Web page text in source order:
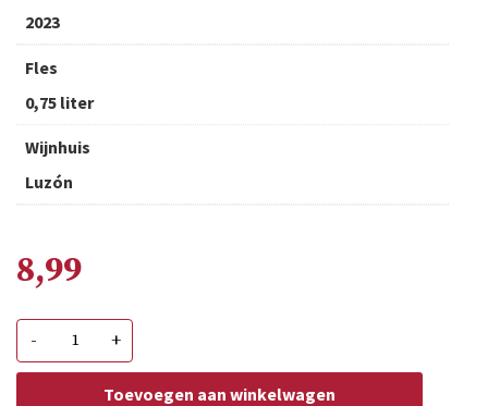
2023
Fles
0,75 liter
Wijnhuis
Luzón
8,99
-
Finca
Luzón
Tinto
Monastrell/Syrah
+
Toevoegen aan winkelwagen